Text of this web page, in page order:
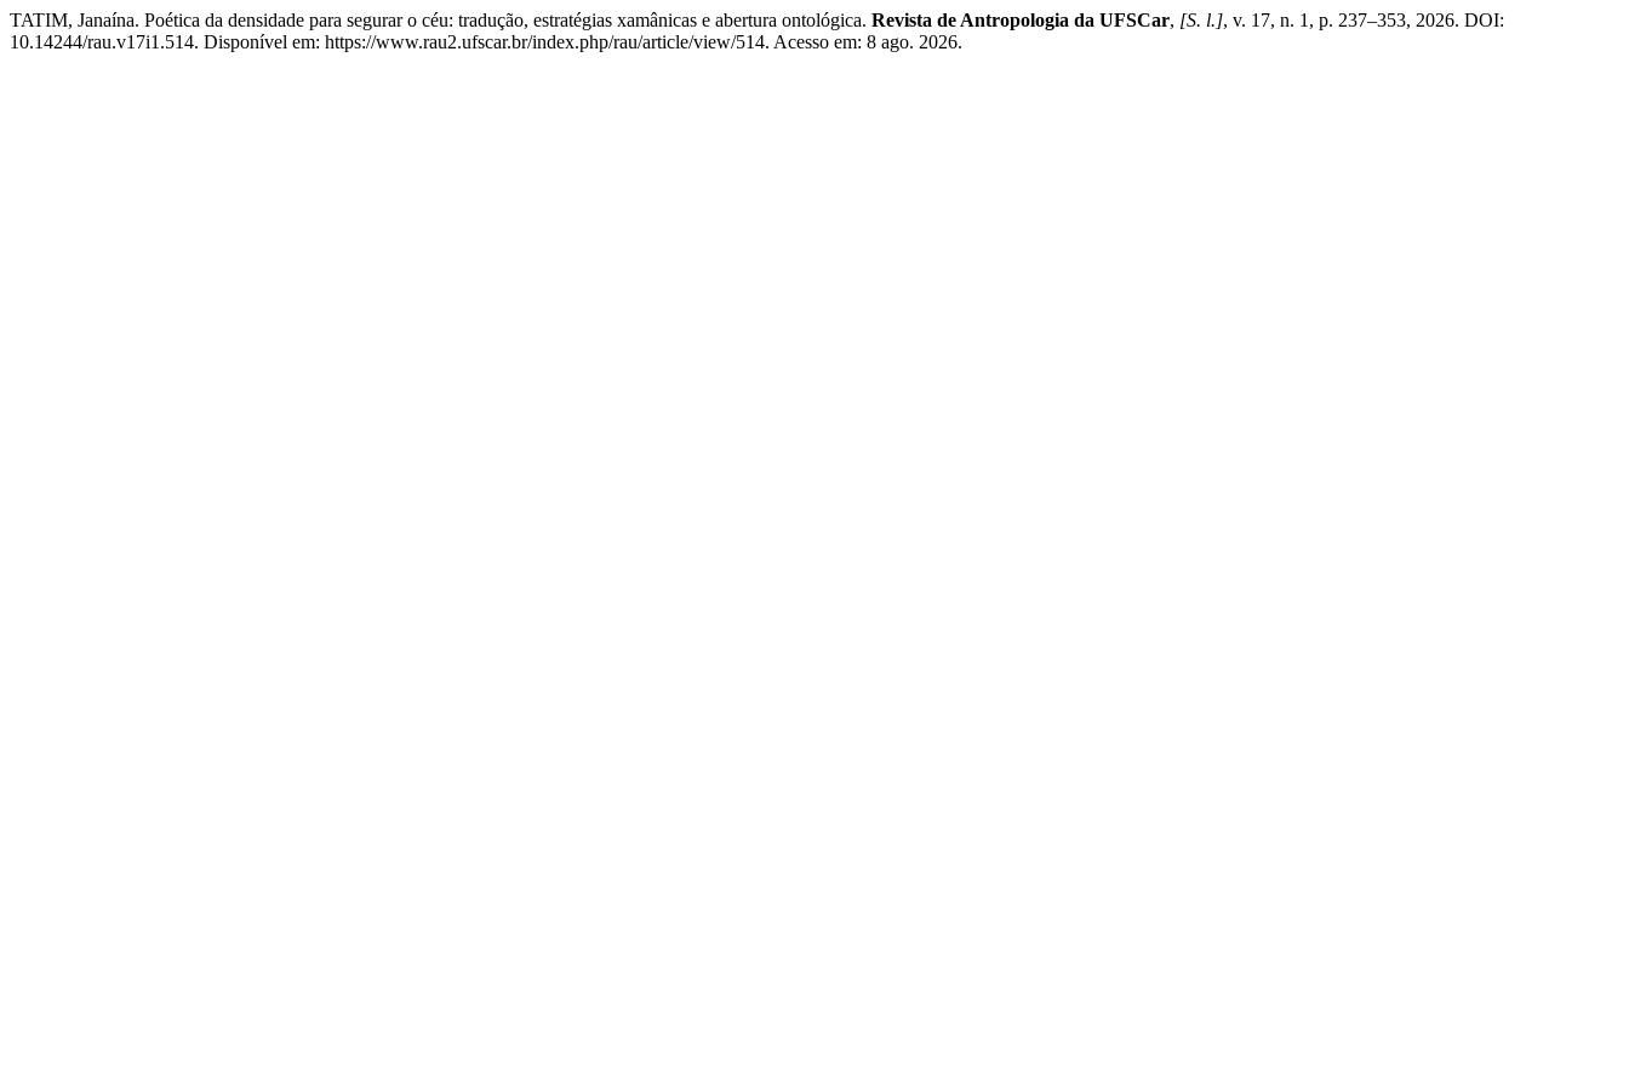
TATIM, Janaína. Poética da densidade para segurar o céu: tradução, estratégias xamânicas e abertura ontológica. Revista de Antropologia da UFSCar, [S. l.], v. 17, n. 1, p. 237–353, 2026. DOI:
10.14244/rau.v17i1.514. Disponível em: https://www.rau2.ufscar.br/index.php/rau/article/view/514. Acesso em: 8 ago. 2026.